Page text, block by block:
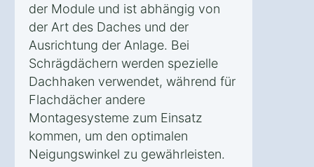
der Module und ist abhängig von
der Art des Daches und der
Ausrichtung der Anlage. Bei
Schrägdächern werden spezielle
Dachhaken verwendet, während für
Flachdächer andere
Montagesysteme zum Einsatz
kommen, um den optimalen
Neigungswinkel zu gewährleisten.